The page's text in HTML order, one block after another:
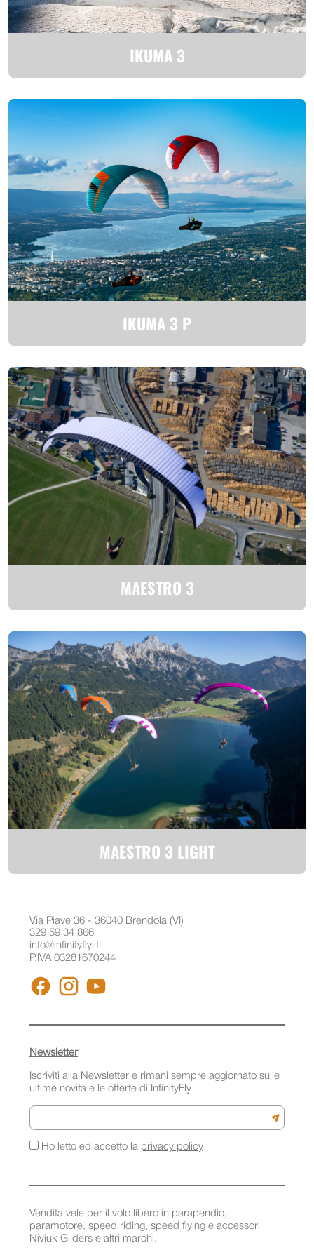
IKUMA 3
IKUMA 3 P
MAESTRO 3
MAESTRO 3 LIGHT
Via Piave 36 - 36040 Brendola (VI)
329 59 34 866
info@infinityfly.it
P.IVA 03281670244
FACEBOOKINSTAGRAM
Vendita vele per il volo libero in parapendio,
paramotore, speed riding, speed flying e accessori
Niviuk Gliders e altri marchi.
Newsletter
Iscriviti alla Newsletter e rimani sempre aggiornato sulle
ultime novità e le offerte di InfinityFly
Email
Iscriviti
Ho letto ed accetto la privacy policy